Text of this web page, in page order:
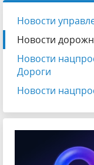
Новости
Новости
Новости
Дороги
Новости